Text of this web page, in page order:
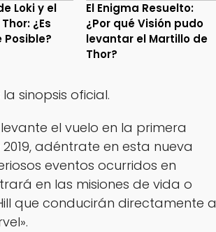
Loki y el
¿Es
Posible?
El Enigma Resuelto:
¿Por qué Visión pudo
levantar el Martillo de
Thor?
sinopsis oficial.
el vuelo en la primera
adéntrate en esta nueva
eventos ocurridos en
en las misiones de vida o
que conducirán directamente a